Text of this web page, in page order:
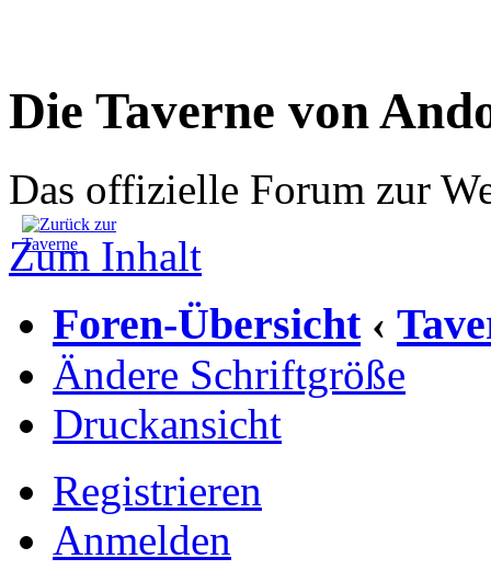
Die Taverne von
Das offizielle Forum zur
Zum Inhalt
Foren-Übersicht ‹
Ändere Schriftgröße
Druckansicht
Registrieren
Anmelden